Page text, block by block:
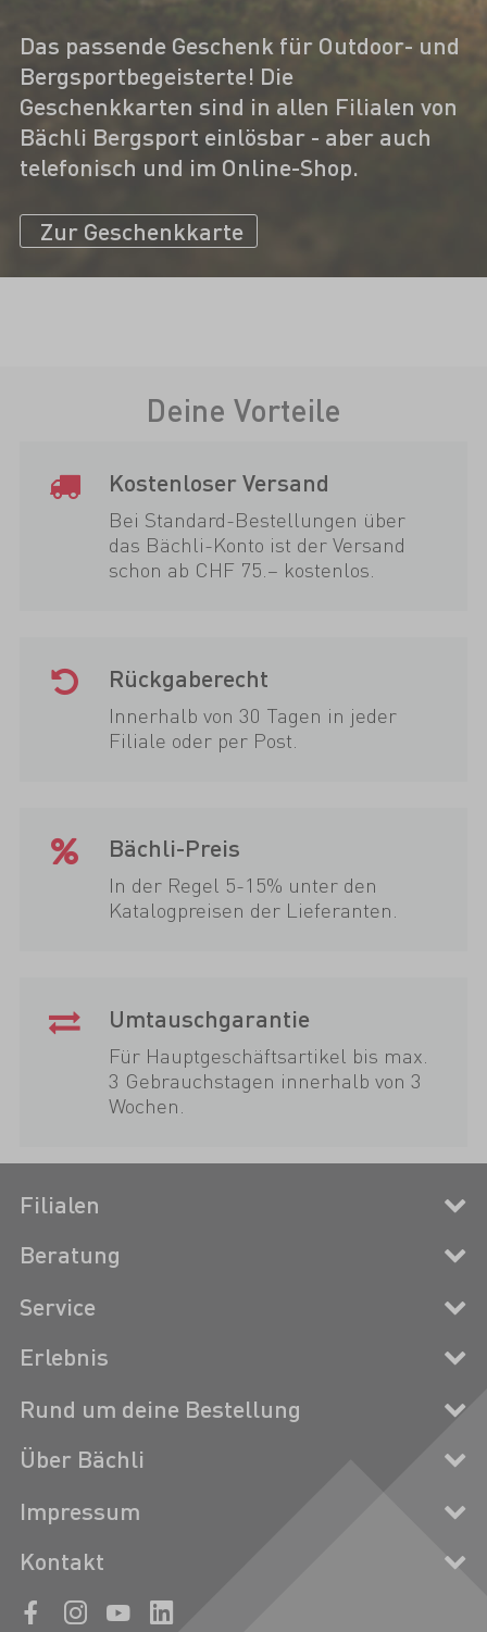
Das passende Geschenk für Outdoor- und
Bergsportbegeisterte! Die
Geschenkkarten sind in allen Filialen von
Bächli Bergsport einlösbar - aber auch
telefonisch und im Online-Shop.
Zur Geschenkkarte
Deine Vorteile
Kostenloser Versand
Bei Standard-Bestellungen über
das Bächli-Konto ist der Versand
schon ab CHF 75.– kostenlos.
Rückgaberecht
Innerhalb von 30 Tagen in jeder
Filiale oder per Post.
Bächli-Preis
In der Regel 5-15% unter den
Katalogpreisen der Lieferanten.
Umtauschgarantie
Für Hauptgeschäftsartikel bis max.
3 Gebrauchstagen innerhalb von 3
Wochen.
Filialen
Beratung
Service
Erlebnis
Rund um deine Bestellung
Über Bächli
Impressum
Kontakt